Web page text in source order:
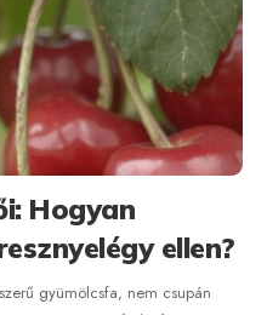
Hogyan
ellen?
gyümölcsfa, nem csupán